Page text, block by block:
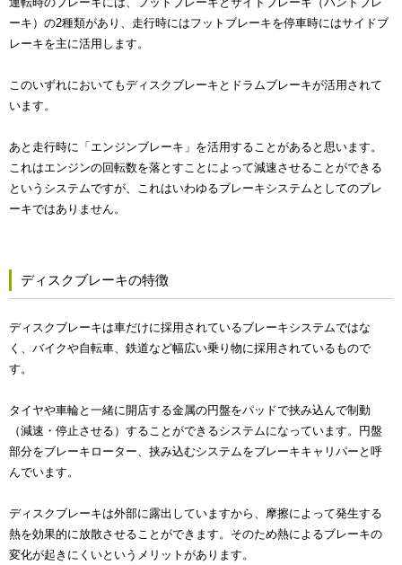
ーキ）の2種類があり、走行時にはフットブレーキを停車時にはサイドブ
レーキを主に活用します。
このいずれにおいてもディスクブレーキとドラムブレーキが活用されて
います。
あと走行時に「エンジンブレーキ」を活用することがあると思います。
これはエンジンの回転数を落とすことによって減速させることができる
というシステムですが、これはいわゆるブレーキシステムとしてのブレ
ーキではありません。
ディスクブレーキの特徴
ディスクブレーキは車だけに採用されているブレーキシステムではな
く、バイクや自転車、鉄道など幅広い乗り物に採用されているもので
す。
タイヤや車輪と一緒に開店する金属の円盤をパッドで挟み込んで制動
（減速・停止させる）することができるシステムになっています。円盤
部分をブレーキローター、挟み込むシステムをブレーキキャリパーと呼
んでいます。
ディスクブレーキは外部に露出していますから、摩擦によって発生する
熱を効果的に放散させることができます。そのため熱によるブレーキの
変化が起きにくいというメリットがあります。